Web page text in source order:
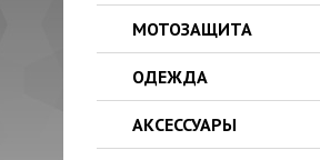
МОТОЗАЩИТА
ОДЕЖДА
АКСЕССУАРЫ